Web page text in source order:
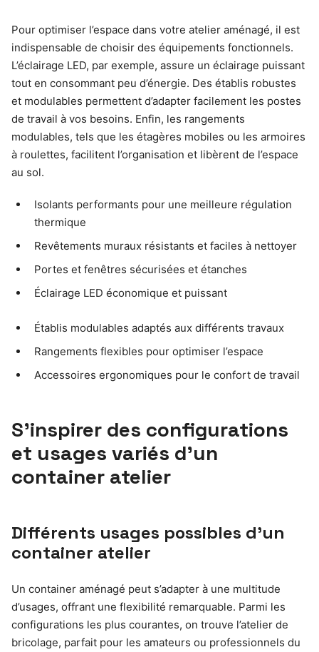
Pour optimiser l’espace dans votre atelier aménagé, il est
indispensable de choisir des équipements fonctionnels.
L’éclairage LED, par exemple, assure un éclairage puissant
tout en consommant peu d’énergie. Des établis robustes
et modulables permettent d’adapter facilement les postes
de travail à vos besoins. Enfin, les rangements
modulables, tels que les étagères mobiles ou les armoires
à roulettes, facilitent l’organisation et libèrent de l’espace
au sol.
Isolants performants pour une meilleure régulation
thermique
Revêtements muraux résistants et faciles à nettoyer
Portes et fenêtres sécurisées et étanches
Éclairage LED économique et puissant
Établis modulables adaptés aux différents travaux
Rangements flexibles pour optimiser l’espace
Accessoires ergonomiques pour le confort de travail
S’inspirer des configurations
et usages variés d’un
container atelier
Différents usages possibles d’un
container atelier
Un container aménagé peut s’adapter à une multitude
d’usages, offrant une flexibilité remarquable. Parmi les
configurations les plus courantes, on trouve l’atelier de
bricolage, parfait pour les amateurs ou professionnels du